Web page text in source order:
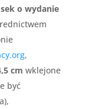
o wydanie
,
cm wklejone
być